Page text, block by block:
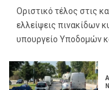
Οριστικό τέλος στις
ελλείψεις πινακίδων
υπουργείο Υποδομών